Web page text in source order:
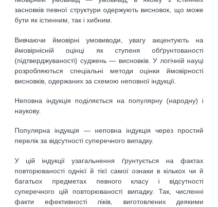
засновків певної структури одержують висновок, що може
бути як істинним, так і хибним.
Вивчаючи ймовірні умовиводи, увагу акцентують на
ймовірнісній оцінці як ступеня обґрунтованості
(підтверджуваності) суджень — висновків. У логічній науці
розробляються спеціальні методи оцінки ймовірності
висновків, одержаних за схемою неповної індукції.
Неповна індукція поділяється на популярну (народну) і
наукову.
Популярна індукція — неповна індукція через простий
перелік за відсутності суперечного випадку.
У цій індукції узагальнення ґрунтується на фактах
повторюваності однієї й тієї самої ознаки в кількох чи й
багатьох предметах певного класу і відсутності
суперечного цій повторюваності випадку. Так, численні
факти ефективності ліків, виготовлених деякими